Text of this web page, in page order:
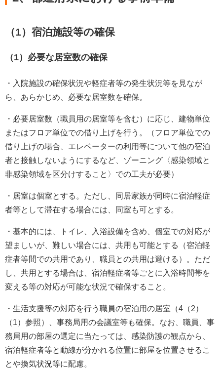
（1）宿泊施設等の確保
（1）必要な居室数の確保
・入院施設の確保状況や軽症者等の発生状況等を見なが
ら、あらかじめ、必要な居室数を確保。
・必要居室数（職員用の居室等を含む）に応じ、建物単位
またはフロア単位での借り上げを行う。（フロア単位での
借り上げの場合、エレベーターの利用等について他の宿泊
者と接触しないようにするなど、ゾーニング〈感染領域と
非感染領域を区分けすること〉での工夫が必要）
・居室は個室とする。ただし、同居家族が同時に宿泊軽症
者等として滞在する場合には、同室も可とする。
・基本的には、トイレ、入浴設備を含め、個室での対応が
望ましいが、難しい場合には、共用も可能とする（宿泊軽
症者等間での共用であり、職員との共用は避ける）。ただ
し、共用とする場合は、宿泊軽症者等ごとに入浴時間帯を
変える等の対応が可能な状況で確保すること。
・生活支援等の対応を行う職員の宿泊用の居室（4（2）
（1）参照）、事務局用の会議室等も確保。なお、職員、事
務局用の部屋の選定に当たっては、感染防護の観点から、
宿泊軽症者等と動線が分かれる位置に部屋を位置させるこ
とや換気状況等に配慮。